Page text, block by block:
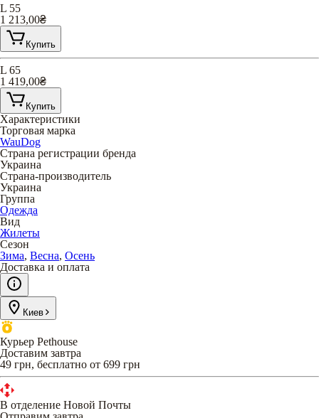
L 55
1 213,00₴
Купить
L 65
1 419,00₴
Купить
Характеристики
Торговая марка
WauDog
Страна регистрации бренда
Украина
Страна-производитель
Украина
Группа
Одежда
Вид
Жилеты
Сезон
Зима, Весна, Осень
Доставка и оплата
Киев
Курьер Pethouse
Доставим завтра
49 грн, бесплатно от 699 грн
В отделение Новой Почты